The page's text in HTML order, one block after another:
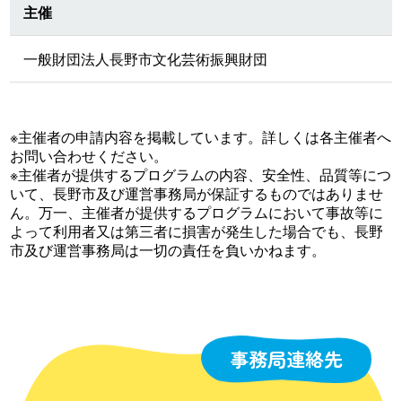
主催
一般財団法人長野市文化芸術振興財団
※主催者の申請内容を掲載しています。詳しくは各主催者へ
お問い合わせください。
※主催者が提供するプログラムの内容、安全性、品質等につ
いて、長野市及び運営事務局が保証するものではありませ
ん。万一、主催者が提供するプログラムにおいて事故等に
よって利用者又は第三者に損害が発生した場合でも、長野
市及び運営事務局は一切の責任を負いかねます。
事務局連絡先